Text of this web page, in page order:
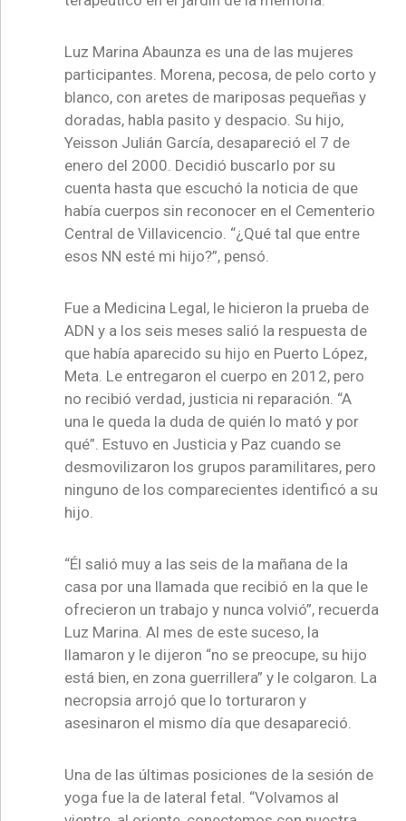
Luz Marina Abaunza es una de las mujeres
participantes. Morena, pecosa, de pelo corto y
blanco, con aretes de mariposas pequeñas y
doradas, habla pasito y despacio. Su hijo,
Yeisson Julián García, desapareció el 7 de
enero del 2000. Decidió buscarlo por su
cuenta hasta que escuchó la noticia de que
había cuerpos sin reconocer en el Cementerio
Central de Villavicencio. “¿Qué tal que entre
esos NN esté mi hijo?”, pensó.
Fue a Medicina Legal, le hicieron la prueba de
ADN y a los seis meses salió la respuesta de
que había aparecido su hijo en Puerto López,
Meta. Le entregaron el cuerpo en 2012, pero
no recibió verdad, justicia ni reparación. “A
una le queda la duda de quién lo mató y por
qué”. Estuvo en Justicia y Paz cuando se
desmovilizaron los grupos paramilitares, pero
ninguno de los comparecientes identificó a su
hijo.
“Él salió muy a las seis de la mañana de la
casa por una llamada que recibió en la que le
ofrecieron un trabajo y nunca volvió”, recuerda
Luz Marina. Al mes de este suceso, la
llamaron y le dijeron “no se preocupe, su hijo
está bien, en zona guerrillera” y le colgaron. La
necropsia arrojó que lo torturaron y
asesinaron el mismo día que desapareció.
Una de las últimas posiciones de la sesión de
yoga fue la de lateral fetal. “Volvamos al